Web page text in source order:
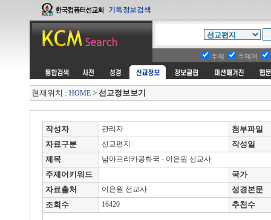
주제 주제어
현재위치 : HOME > 선교정보보기
작성자 관리자
첨부파일
자료구분
선교편지
작성일
제목
남아프리카공화국 - 이은원 선교사
주제어키워드
국가
자료출처
이은원 선교사
성경본문
조회수
16420 추천수